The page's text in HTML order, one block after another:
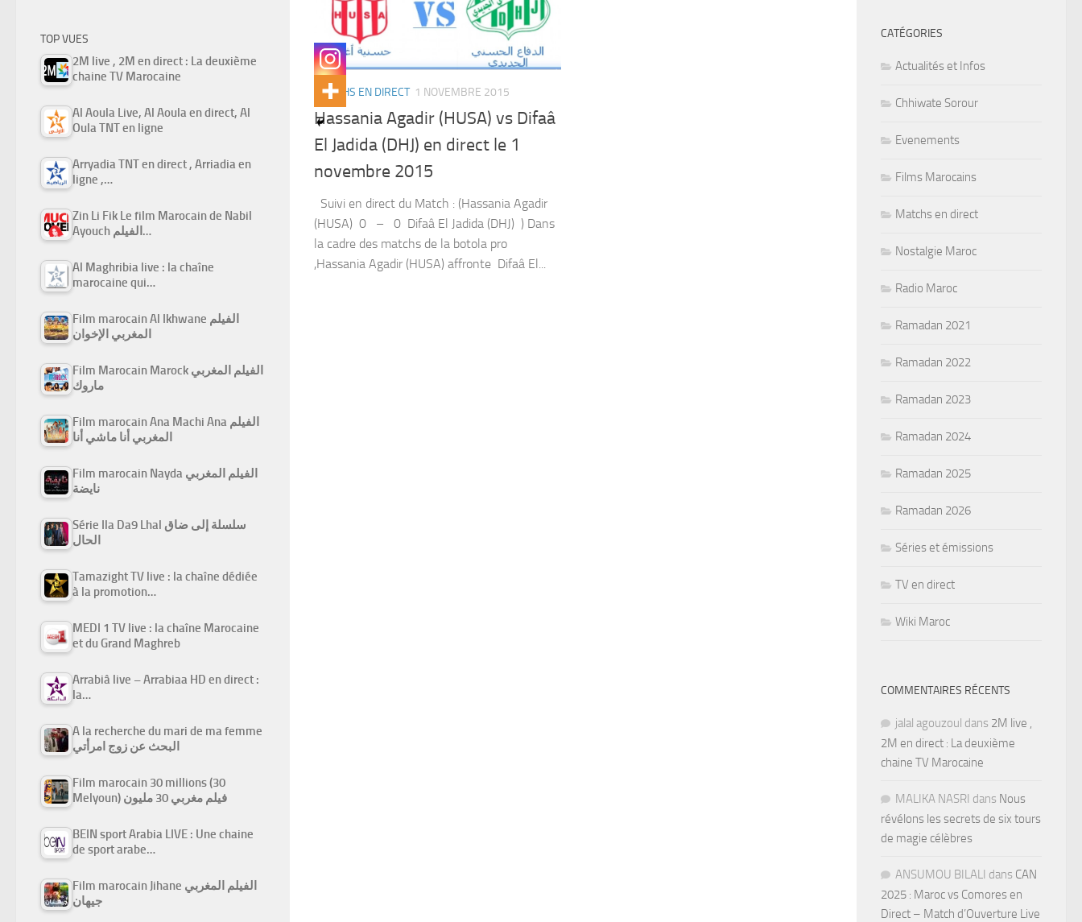
MATCHS EN DIRECT 1 NOVEMBRE 2015
Hassania Agadir (HUSA) vs Difaâ
El Jadida (DHJ) en direct le 1
novembre 2015
Suivi en direct du Match : (Hassania Agadir
(HUSA) 0 – 0 Difaâ El Jadida (DHJ) ) Dans
la cadre des matchs de la botola pro
,Hassania Agadir (HUSA) affronte Difaâ El...
TOP VUES
2M live , 2M en direct : La deuxième
chaine TV Marocaine
Al Aoula Live, Al Aoula en direct, Al
Oula TNT en ligne
Arryadia TNT en direct , Arriadia en
ligne ,…
Zin Li Fik Le film Marocain de Nabil
Ayouch الفيلم…
Al Maghribia live : la chaîne
marocaine qui…
Film marocain Al Ikhwane الفيلم
المغربي الإخوان
Film Marocain Marock الفيلم المغربي
ماروك
Film marocain Ana Machi Ana الفيلم
المغربي أنا ماشي أنا
Film marocain Nayda الفيلم المغربي
نايضة
Série Ila Da9 Lhal سلسلة إلى ضاق
الحال
Tamazight TV live : la chaîne dédiée
à la promotion…
MEDI 1 TV live : la chaîne Marocaine
et du Grand Maghreb
Arrabiâ live – Arrabiaa HD en direct :
la…
A la recherche du mari de ma femme
البحث عن زوج امرأتي
Film marocain 30 millions (30
Melyoun) فيلم مغربي 30 مليون
BEIN sport Arabia LIVE : Une chaine
de sport arabe…
Film marocain Jihane الفيلم المغربي
جيهان
CATÉGORIES
Actualités et Infos
Chhiwate Sorour
Evenements
Films Marocains
Matchs en direct
Nostalgie Maroc
Radio Maroc
Ramadan 2021
Ramadan 2022
Ramadan 2023
Ramadan 2024
Ramadan 2025
Ramadan 2026
Séries et émissions
TV en direct
Wiki Maroc
COMMENTAIRES RÉCENTS
jalal agouzoul dans 2M live ,
2M en direct : La deuxième
chaine TV Marocaine
MALIKA NASRI dans Nous
révélons les secrets de six tours
de magie célèbres
ANSUMOU BILALI dans CAN
2025 : Maroc vs Comores en
Direct – Match d’Ouverture Live